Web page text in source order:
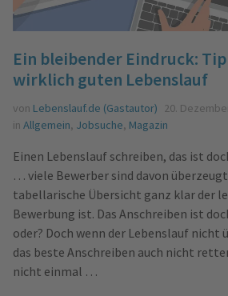
Ein bleibender Eindruck:
wirklich guten Lebenslauf
von Lebenslauf.de (Gastautor) 20.
in Allgemein, Jobsuche, Magazin
Einen Lebenslauf schreiben, das ist
… viele Bewerber sind davon
tabellarische Übersicht ganz klar der
Bewerbung ist. Das Anschreiben ist
oder? Doch wenn der Lebenslauf nicht
das beste Anschreiben auch nicht
nicht einmal …